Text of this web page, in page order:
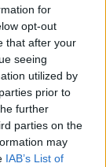
for
opt-out
that after your
seeing
utilized by
prior to
further
parties on the
may
IAB’s List of